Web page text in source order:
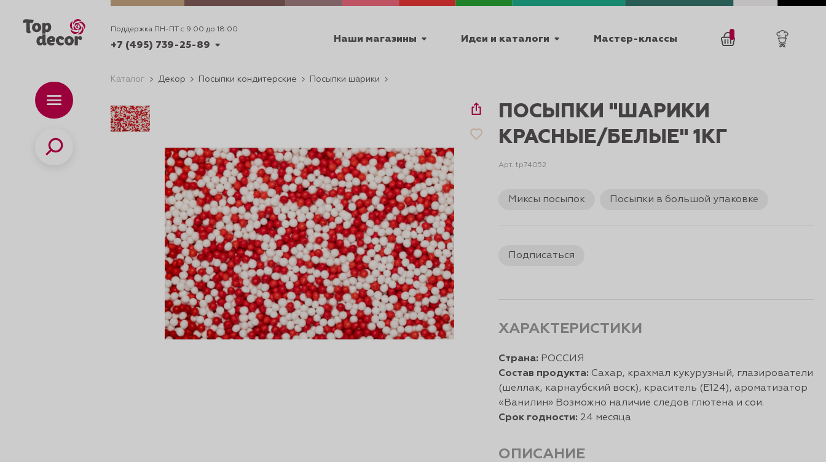
Поддержка ПН-ПТ с 9:00 до 18:00
+7 (495) 739-25-89
+7 (495) 739-25-89
Наши магазины Идеи и каталоги
ИДЕИ
ДЕКОРИРОВАНИЯ
ТЕХНИЧЕСКИЕ
УРОКИ ПАСХА 2025 КАТАЛОГИ
Мастер-классы
Каталог
Поиск
Каталог Декор Посыпки кондитерские Посыпки шарики
ПОСЫПКИ "ШАРИКИ
КРАСНЫЕ/БЕЛЫЕ" 1КГ
Арт. tp74052
Миксы посыпок Посыпки в большой упаковке
Подписаться
ОПИСАНИЕ
ХАРАКТЕРИСТИКИ
Страна: РОССИЯ
Состав продукта: Сахар, крахмал кукурузный, глазирователи
(шеллак, карнаубский воск), краситель (E124), ароматизатор
«Ванилин» Возможно наличие следов глютена и сои.
Срок годности: 24 месяца